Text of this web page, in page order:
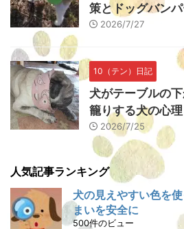
策とドッグバン
2026/7/27
10（テン）日記
犬がテーブルの
籠りする犬の心
2026/7/25
人気記事ランキング
犬の見えやすい色を
まいを安全に
500件のビュー